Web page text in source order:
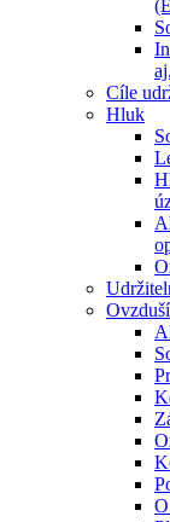
aj.
Cíle
Hluk
Ovzduší